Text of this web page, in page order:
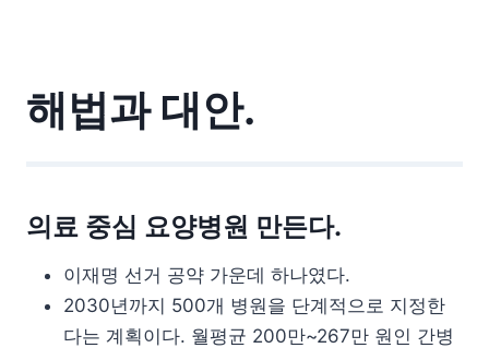
해법과 대안.
의료 중심 요양병원 만든다.
이재명 선거 공약 가운데 하나였다.
2030년까지 500개 병원을 단계적으로 지정한
다는 계획이다. 월평균 200만~267만 원인 간병